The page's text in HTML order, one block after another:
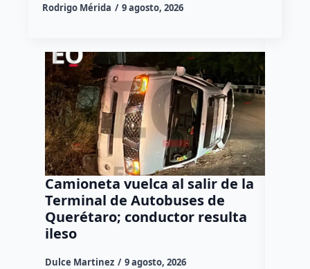
Rodrigo Mérida 9 agosto, 2026
Camioneta vuelca al salir de la
Terminal de Autobuses de
Querétaro; conductor resulta
ileso
Dulce Martinez 9 agosto, 2026